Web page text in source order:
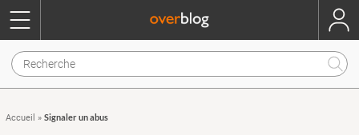
Accueil » Signaler un abus